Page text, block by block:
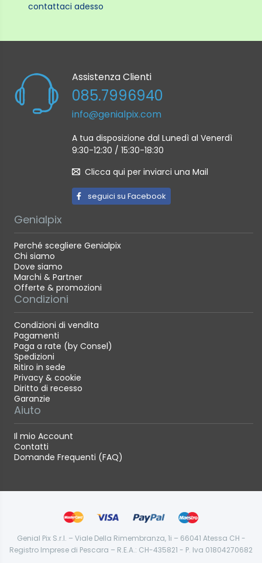
contattaci adesso
Assistenza Clienti
085.7996940
info@genialpix.com
A tua disposizione dal Lunedì al Venerdì
9:30-12:30 / 15:30-18:30
Clicca qui per inviarci una Mail
seguici su Facebook
Genialpix
Perché scegliere Genialpix
Chi siamo
Dove siamo
Marchi & Partner
Offerte & promozioni
Condizioni
Condizioni di vendita
Pagamenti
Paga a rate (by Consel)
Spedizioni
Ritiro in sede
Privacy & cookie
Diritto di recesso
Garanzie
Aiuto
Il mio Account
Contatti
Domande Frequenti (FAQ)
Genial Pix S.r.l. – Viale Della Rimembranza, 1i – 66041 Atessa CH -
Registro Imprese di Pescara – R.E.A.: CH-435821 - P. Iva 01804270682